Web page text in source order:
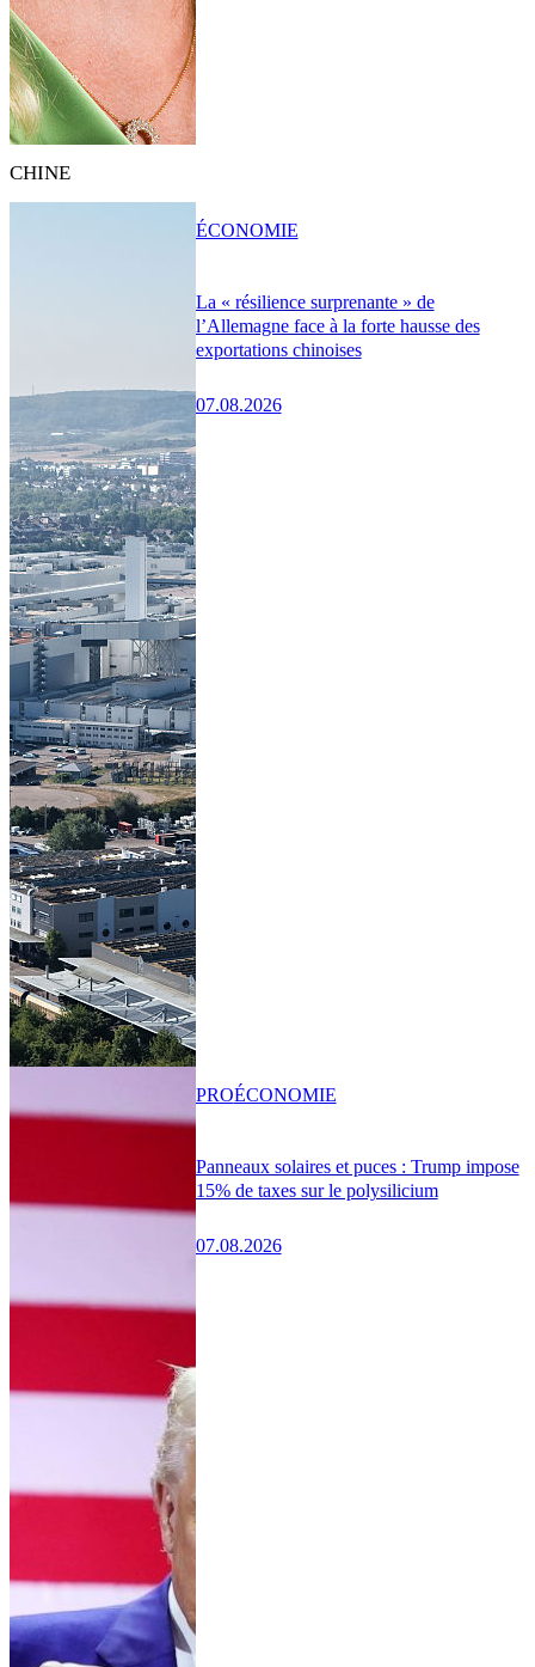
CHINE
La « résilience surprenante » de
l’Allemagne face à la forte hausse des
exportations chinoises
07.08.2026
ÉCONOMIE
Panneaux solaires et puces : Trump impose
15% de taxes sur le polysilicium
07.08.2026
PROÉCONOMIE